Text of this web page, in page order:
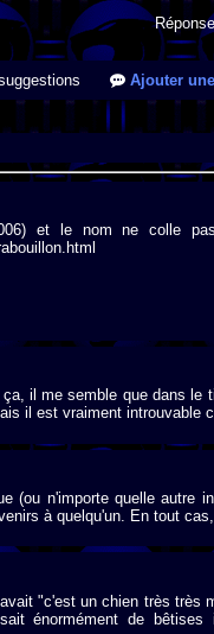
Ajouter
et le nom ne colle
il me semble que dans
il est vraiment introuvable
(ou n'importe quelle autre
à quelqu'un. En tout
"c'est un chien très
énormément de